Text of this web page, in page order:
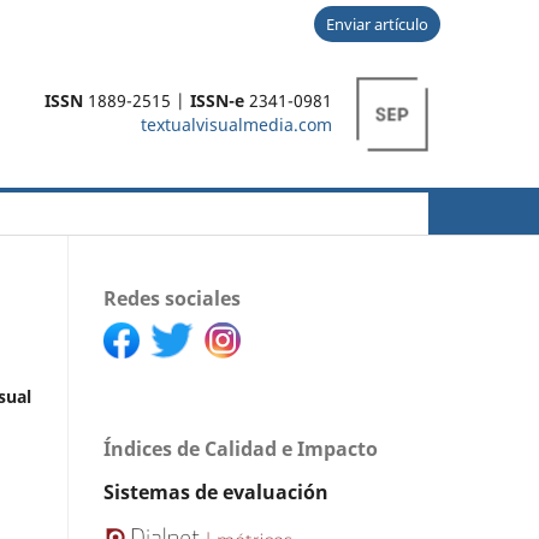
Enviar artículo
Redes sociales
Índices de Calidad e Impacto
Sistemas de evaluación
ISSN 1889-2515 | ISSN-e 2341-0981
textualvisualmedia.com